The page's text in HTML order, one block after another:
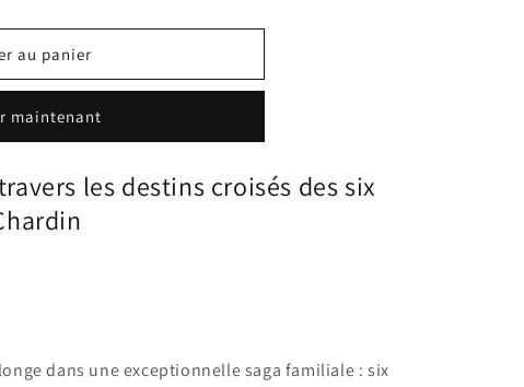
au panier
maintenant
les destins croisés des six
dans une exceptionnelle saga familiale : six